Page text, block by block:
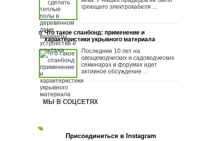
греющего электрокабеля ...
Что такое спанбонд: применение и
характеристики укрывного материала
Последние 10 лет на
овощеводческих и садоводческих
семинарах и форумах идет
активное обсуждение ...
МЫ В СОЦСЕТЯХ
Присоединиться в Instagram